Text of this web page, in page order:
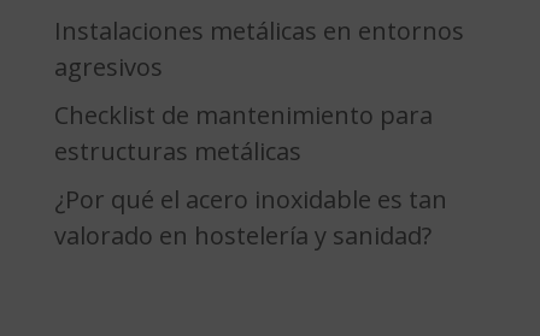
Instalaciones metálicas en entornos
agresivos
Checklist de mantenimiento para
estructuras metálicas
¿Por qué el acero inoxidable es tan
valorado en hostelería y sanidad?